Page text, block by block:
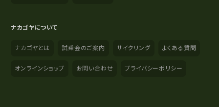
ナカゴヤについて
ナカゴヤとは 試乗会のご案内 サイクリング よくある質問
オンラインショップ お問い合わせ プライバシーポリシー